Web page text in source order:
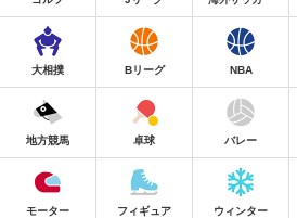
大相撲 Bリーグ NBA
地方競馬 卓球 バレー
モーター フィギュア ウィンター